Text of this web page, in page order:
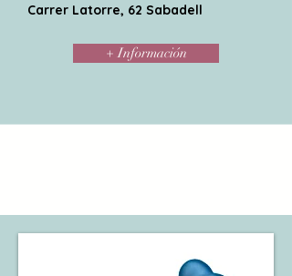
Carrer Latorre, 62 Sabadell
+ Información